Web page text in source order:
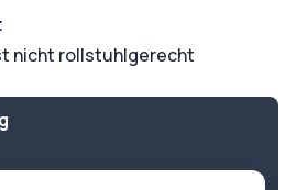
nicht rollstuhlgerecht